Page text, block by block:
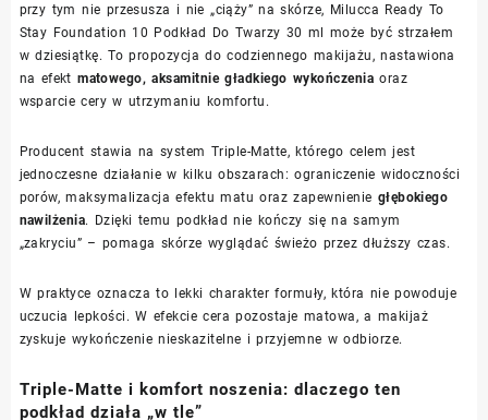
przy tym nie przesusza i nie „ciąży” na skórze, Milucca Ready To
Stay Foundation 10 Podkład Do Twarzy 30 ml może być strzałem
w dziesiątkę. To propozycja do codziennego makijażu, nastawiona
na efektmatowego, aksamitnie gładkiego wykończenia oraz
wsparcie cery w utrzymaniu komfortu.
Producent stawia na system Triple-Matte, którego celem jest
jednoczesne działanie w kilku obszarach: ograniczenie widoczności
porów, maksymalizacja efektu matu oraz zapewnienie głębokiego
nawilżenia. Dzięki temu podkład nie kończy się na samym
„zakryciu” – pomaga skórze wyglądać świeżo przez dłuższy czas.
W praktyce oznacza to lekki charakter formuły, która nie powoduje
uczucia lepkości. W efekcie cera pozostaje matowa, a makijaż
zyskuje wykończenie nieskazitelne i przyjemne w odbiorze.
Triple-Matte i komfort noszenia: dlaczego ten
podkład działa „w tle”